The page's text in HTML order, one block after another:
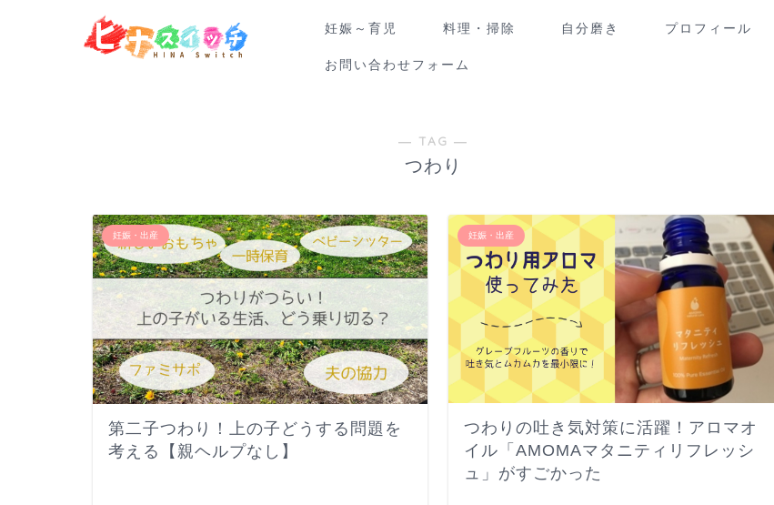
妊娠～育児 料理・掃除 自分磨き プロフィール
お問い合わせフォーム
― TAG ―
つわり
妊娠・出産
第二子つわり！上の子どうする問題を
考える【親ヘルプなし】
妊娠・出産
つわりの吐き気対策に活躍！アロマオ
イル「AMOMAマタニティリフレッシ
ュ」がすごかった